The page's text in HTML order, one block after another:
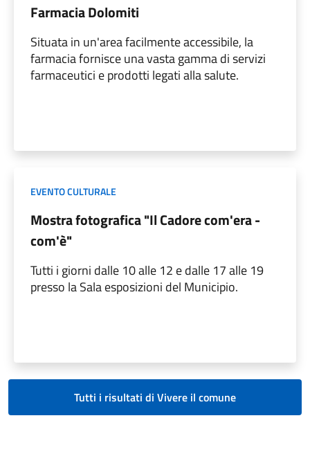
Farmacia Dolomiti
Situata in un'area facilmente accessibile, la
farmacia fornisce una vasta gamma di servizi
farmaceutici e prodotti legati alla salute.
EVENTO CULTURALE
Mostra fotografica "Il Cadore com'era -
com'è"
Tutti i giorni dalle 10 alle 12 e dalle 17 alle 19
presso la Sala esposizioni del Municipio.
Tutti i risultati di Vivere il comune